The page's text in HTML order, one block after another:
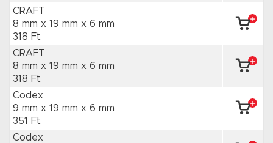
CRAFT
8 mm x 19 mm x 6 mm
318 Ft
CRAFT
8 mm x 19 mm x 6 mm
318 Ft
Codex
9 mm x 19 mm x 6 mm
351 Ft
Codex